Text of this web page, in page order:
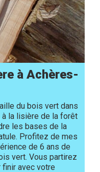
à Achères-
du bois vert dans
à la lisière de la forêt
les bases de la
Profitez de mes
de 6 ans de
vert. Vous partirez
finir avec votre